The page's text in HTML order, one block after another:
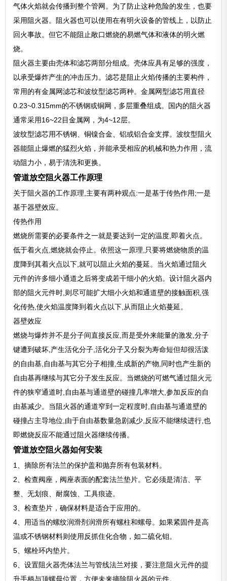
气体火焰就会传播到整个管网。为了防止这种危险的发生，也要
采用阻火器。阻火器也可以使用在有明火设备的管线上，以防止
回火事故。但它不能阻止敞口燃烧的易燃气体和液体的明火燃
烧。
阻火器主要由壳体和滤芯两部分组成。壳体应具有足够的强度，
以承受爆炸产生的冲击压力。滤芯是阻止火焰传播的主要构件，
常用的有金属网滤芯和波纹型滤芯两种。金属网型滤芯用直径
0.23~0.315mm的不锈钢或铜网，多层重叠组成。国内的阻火器
通常采用16~22目金属网，为4~12层。
波纹型滤芯用不锈钢、铜镍合金、铝或铝合金支撑。波纹型阻火
器能阻止爆燃的猛烈火焰，并能承受相应的机械和热力作用，流
动阻力小，易于清洗和更换。
管道放空阻火器工作原理
关于阻火器的工作原理,主要有两种观点:一是基于传热作用;一是
基于器壁效应。
传热作用
燃烧所需要的必要条件之一就是要达到一定的温度,即着火点。
低于着火点,燃烧就会停止。依照这一原理,只要将燃烧物质的温
度降到其着火点以下,就可以阻止火焰的蔓延。当火焰通过阻火
元件的许多细小通道之后将变成若干细小的火焰。设计阻火器内
部的阻火元件时,则尽可能扩大细小火焰和通道壁的接触面积,强
化传热,使火焰温度降到着火点以下,从而阻止火焰蔓延。
器壁效应
燃烧与爆炸并不是分子间直接反应,而是受外来能量的激发,分子
键遭到破坏,产生活化分子,活化分子又分裂为寿命短但却很活泼
的自由基,自由基与其它分子相撞,生成新的产物,同时也产生新的
自由基再继续与其它分子发生反应。当燃烧的可燃气通过阻火元
件的狭窄通道时,自由基与通道壁的碰撞几率增大,参加反应的自
由基减少。当阻火器的通道窄到一定程度时,自由基与通道壁的
碰撞占主导地位,由于自由基数量急剧减少,反应不能继续进行,也
即燃烧反应不能通过阻火器继续传播。
管道放空阻火器如何安装
1、摘除所有法兰的保护盖和抛弃所有包装材料。
2、检查阀座，阀座表面的配套法兰垫片。它必须是清洁、平
整、无划痕、耐腐蚀、工具痕迹。
3、检查垫片，确保材料是适合于应用的。
4、用适当的螺纹润滑剂润滑所有螺柱和螺母。如果紧固件是高
温或不锈钢材料则使用反抓住化合物，如二硫化钼。
5、螺栓环内垫片。
6、设置阻火器壳体法兰与管线法兰对接，要注意阻火元件的提
升手柄与顶螺母位置，方便未来摘除阻火器的元件。